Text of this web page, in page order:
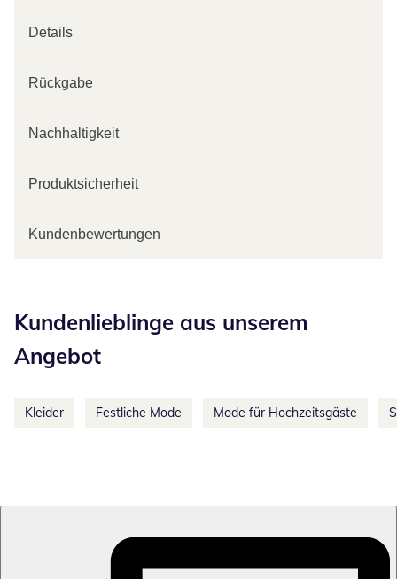
Details
Rückgabe
Nachhaltigkeit
Produktsicherheit
Kundenbewertungen
Kundenlieblinge aus unserem
Angebot
Kleider Festliche Mode Mode für Hochzeitsgäste